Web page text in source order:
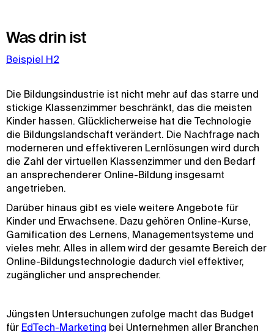
Was drin ist
Beispiel H2
Die Bildungsindustrie ist nicht mehr auf das starre und
stickige Klassenzimmer beschränkt, das die meisten
Kinder hassen. Glücklicherweise hat die Technologie
die Bildungslandschaft verändert. Die Nachfrage nach
moderneren und effektiveren Lernlösungen wird durch
die Zahl der virtuellen Klassenzimmer und den Bedarf
an ansprechenderer Online-Bildung insgesamt
angetrieben.
Darüber hinaus gibt es viele weitere Angebote für
Kinder und Erwachsene. Dazu gehören Online-Kurse,
Gamification des Lernens, Managementsysteme und
vieles mehr. Alles in allem wird der gesamte Bereich der
Online-Bildungstechnologie dadurch viel effektiver,
zugänglicher und ansprechender.
Jüngsten Untersuchungen zufolge macht das Budget
für EdTech-Marketing bei Unternehmen aller Branchen